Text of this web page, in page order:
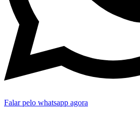
Falar pelo whatsapp agora